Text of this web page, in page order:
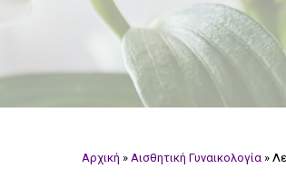
Αρχική » Αισθητική Γυναικολογία »